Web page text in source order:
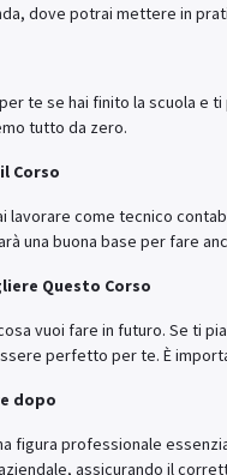
dove potrai mettere in
te se hai finito la scuola e
tutto da zero.
Corso
lavorare come tecnico
una buona base per fare
Questo Corso
vuoi fare in futuro. Se ti
perfetto per te. È
dopo
figura professionale
assicurando il